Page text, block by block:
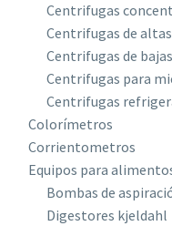
Centrifugas
Centrifugas de
Centrifugas de
Centrifugas para
Centrifugas
Colorímetros
Corrientometros
Equipos para
Bombas de
Digestores kjeldahl